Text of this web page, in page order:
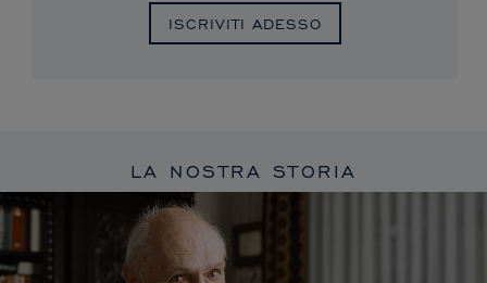
ISCRIVITI ADESSO
LA NOSTRA STORIA